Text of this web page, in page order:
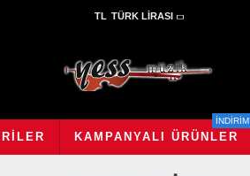
TL TÜRK LIRASI
KAMPANYALI ÜRÜNLER
İNDİRİM